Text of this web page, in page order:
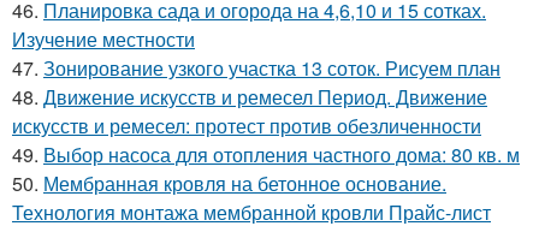
46. Планировка сада и огорода на 4,6,10 и 15 сотках.
Изучение местности
47. Зонирование узкого участка 13 соток. Рисуем план
48. Движение искусств и ремесел Период. Движение
искусств и ремесел: протест против обезличенности
49. Выбор насоса для отопления частного дома: 80 кв. м
50. Мембранная кровля на бетонное основание.
Технология монтажа мембранной кровли Прайс-лист